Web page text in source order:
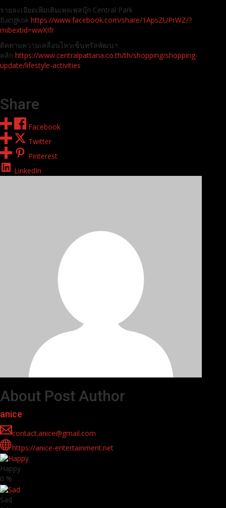
รายละเอียดเพิ่มเติมเพจเฟสบุ๊ก Central Park
Bangkok https://www.facebook.com/share/1ApsZUPrWZ/?
mibextid=wwXIfr
ติดตามความเคลื่อนไหวเซ็นทรัลพัฒนา
คลิก https://www.centralpattana.co.th/th/shopping/shopping-
update/lifestyle-activities
Share
Facebook
Twitter
Pinterest
LinkedIn
About Post Author
anice
contact.anice@gmail.com
https://anice-entertainment.net
Happy
0 %
Sad